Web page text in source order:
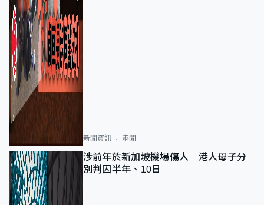
新聞資訊 港聞
涉前年於新加坡機場傷人 港人母子分
別判囚半年、10日